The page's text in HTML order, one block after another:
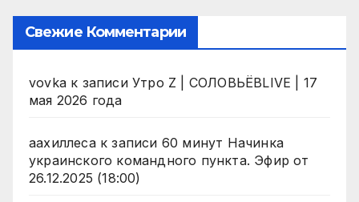
Свежие Комментарии
vovka к записи Утро Z | СОЛОВЬЁВLIVE | 17
мая 2026 года
аахиллесак записи 60 минут Начинка
украинского командного пункта. Эфир от
26.12.2025 (18:00)